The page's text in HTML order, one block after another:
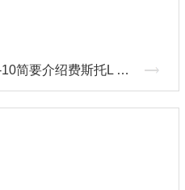
QSL-1/4-10简要介绍费斯托L 型快插式螺纹接头